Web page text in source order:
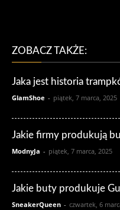
ZOBACZ TAKŻE:
Jaka jest historia
GlamShoe - piątek, 7 marca, 2025
Jakie firmy produkują
ModnyJa - piątek, 7 marca, 2025
Jakie buty produkuje
SneakerQueen - czwartek, 6